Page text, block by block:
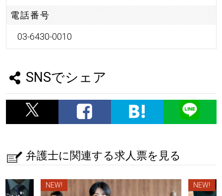
電話番号
03-6430-0010
SNSでシェア
弁護士に関連する求人票を見る
NEW! NEW!